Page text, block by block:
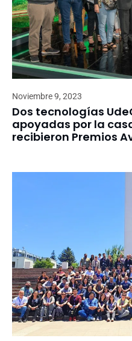
Noviembre 9, 2023
Dos tecnologías
apoyadas por la
recibieron Premios